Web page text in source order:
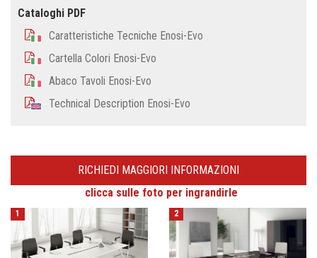
Cataloghi PDF
Caratteristiche Tecniche Enosi-Evo
Cartella Colori Enosi-Evo
Abaco Tavoli Enosi-Evo
Technical Description Enosi-Evo
RICHIEDI MAGGIORI INFORMAZIONI
clicca sulle foto per ingrandirle
1 2